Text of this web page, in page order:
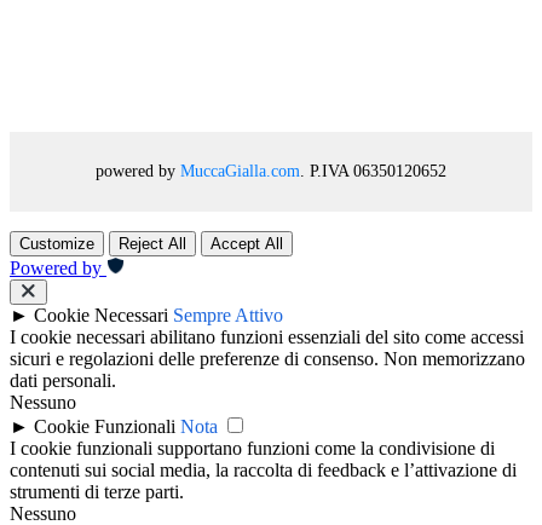
powered by MuccaGialla.com . P.IVA 06350120652
Customize Reject All Accept All
Powered by
► Cookie Necessari Sempre Attivo
I cookie necessari abilitano funzioni essenziali del sito come accessi
sicuri e regolazioni delle preferenze di consenso. Non memorizzano
dati personali.
Nessuno
► Cookie Funzionali Nota
I cookie funzionali supportano funzioni come la condivisione di
contenuti sui social media, la raccolta di feedback e l’attivazione di
strumenti di terze parti.
Nessuno